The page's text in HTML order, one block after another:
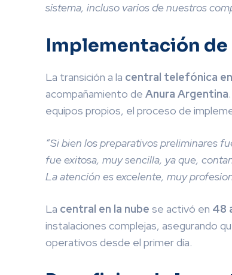
sistema, incluso varios de nuestros
Implementación
La transición a la central telefónica
acompañamiento de Anura Argentina
equipos propios, el proceso de
“Si bien los preparativos preliminares
fue exitosa, muy sencilla, ya que,
La atención es excelente, muy
La central en la nube se activó en 48
instalaciones complejas, asegurando
operativos desde el primer día.